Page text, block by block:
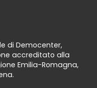
di Democenter,
accreditato alla
Emilia-Romagna,